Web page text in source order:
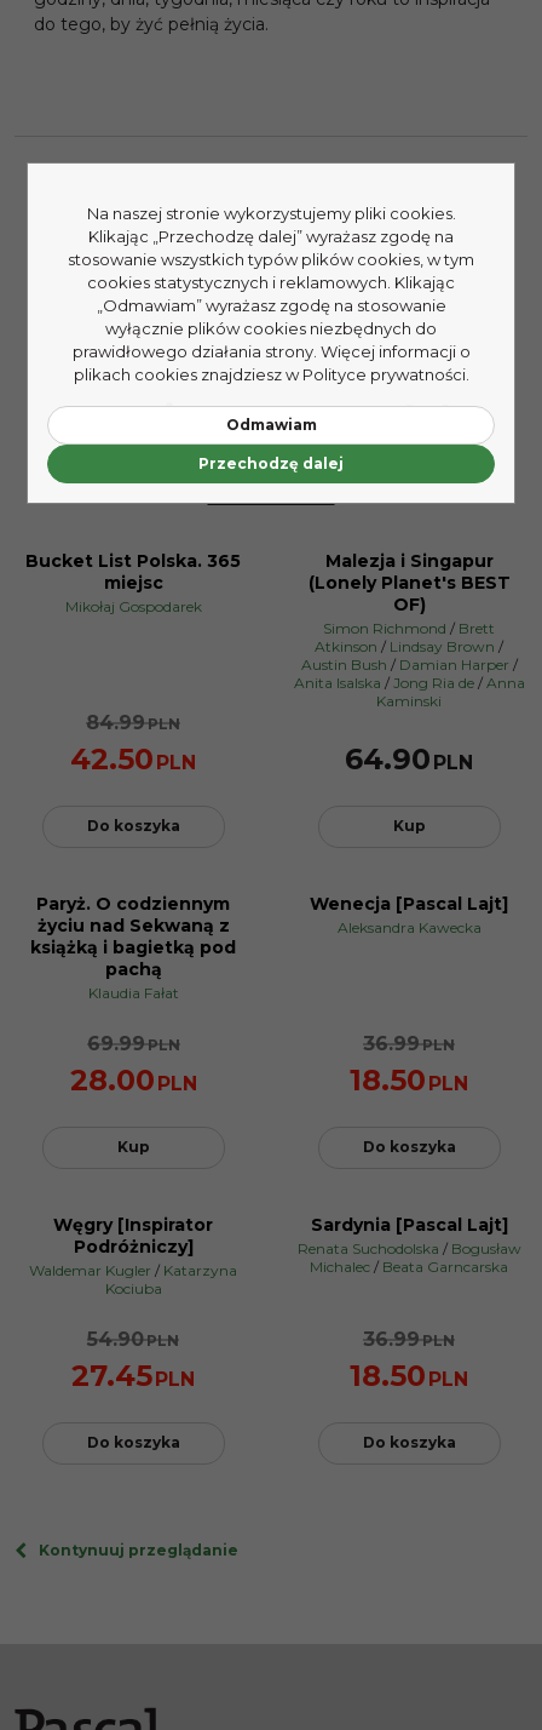
do tego, by żyć pełnią życia.
Kupujący ten produkt
kupili także:
Bucket List Polska. 365
miejsc
Mikołaj Gospodarek
84.99PLN
42.50 PLN
Do koszyka
Malezja i Singapur
(Lonely Planet's BEST
OF)
Simon Richmond / Brett
Atkinson / Lindsay Brown /
Austin Bush / Damian Harper /
Anita Isalska / Jong Ria de / Anna
Kaminski
64.90 PLN
Kup
PROMOCJA
Paryż. O codziennym
życiu nad Sekwaną z
książką i bagietką pod
pachą
Klaudia Fałat
69.99PLN
28.00 PLN
Kup
Wenecja [Pascal Lajt]
Aleksandra Kawecka
36.99PLN
18.50 PLN
Do koszyka
PROMOCJA
Węgry [Inspirator
Podróżniczy]
Waldemar Kugler / Katarzyna
Kociuba
54.90PLN
27.45PLN
Do koszyka
Sardynia [Pascal Lajt]
Renata Suchodolska / Bogusław
Michalec / Beata Garncarska
36.99PLN
18.50 PLN
Do koszyka
Kontynuuj przeglądanie
Na naszej stronie wykorzystujemy pliki cookies.
Klikając „Przechodzę dalej” wyrażasz zgodę na
stosowanie wszystkich typów plików cookies, w tym
cookies statystycznych i reklamowych. Klikając
„Odmawiam” wyrażasz zgodę na stosowanie
wyłącznie plików cookies niezbędnych do
prawidłowego działania strony. Więcej informacji o
plikach cookies znajdziesz w Polityce prywatności.
Odmawiam
Przechodzę dalej